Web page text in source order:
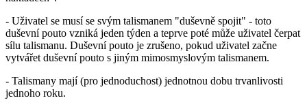
- Uživatel se musí se svým talismanem "duševně spojit" - toto
duševní pouto vzniká jeden týden a teprve poté může uživatel čerpat
sílu talismanu. Duševní pouto je zrušeno, pokud uživatel začne
vytvářet duševní pouto s jiným mimosmyslovým talismanem.
- Talismany mají (pro jednoduchost) jednotnou dobu trvanlivosti
jednoho roku.